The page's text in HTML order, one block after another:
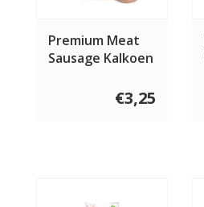
Premium Meat
Sausage Kalkoen
€3,25